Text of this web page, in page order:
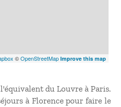
©OpenStreetMap Improve this map
du Louvre à Paris.
à Florence pour faire le